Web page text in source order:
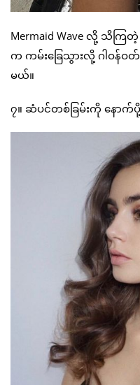
Mermaid Wave လို့ သိက
က ကမ်းခြေသွားလို့ ဂါဝန်
မယ်။
၇။ ဆံပင်တစ်ခြမ်းကို နောက်